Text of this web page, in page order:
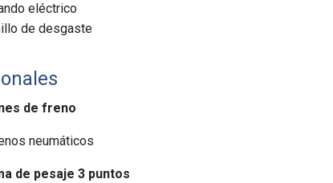
eléctrico
de desgaste
de freno
neumáticos
de pesaje 3 puntos